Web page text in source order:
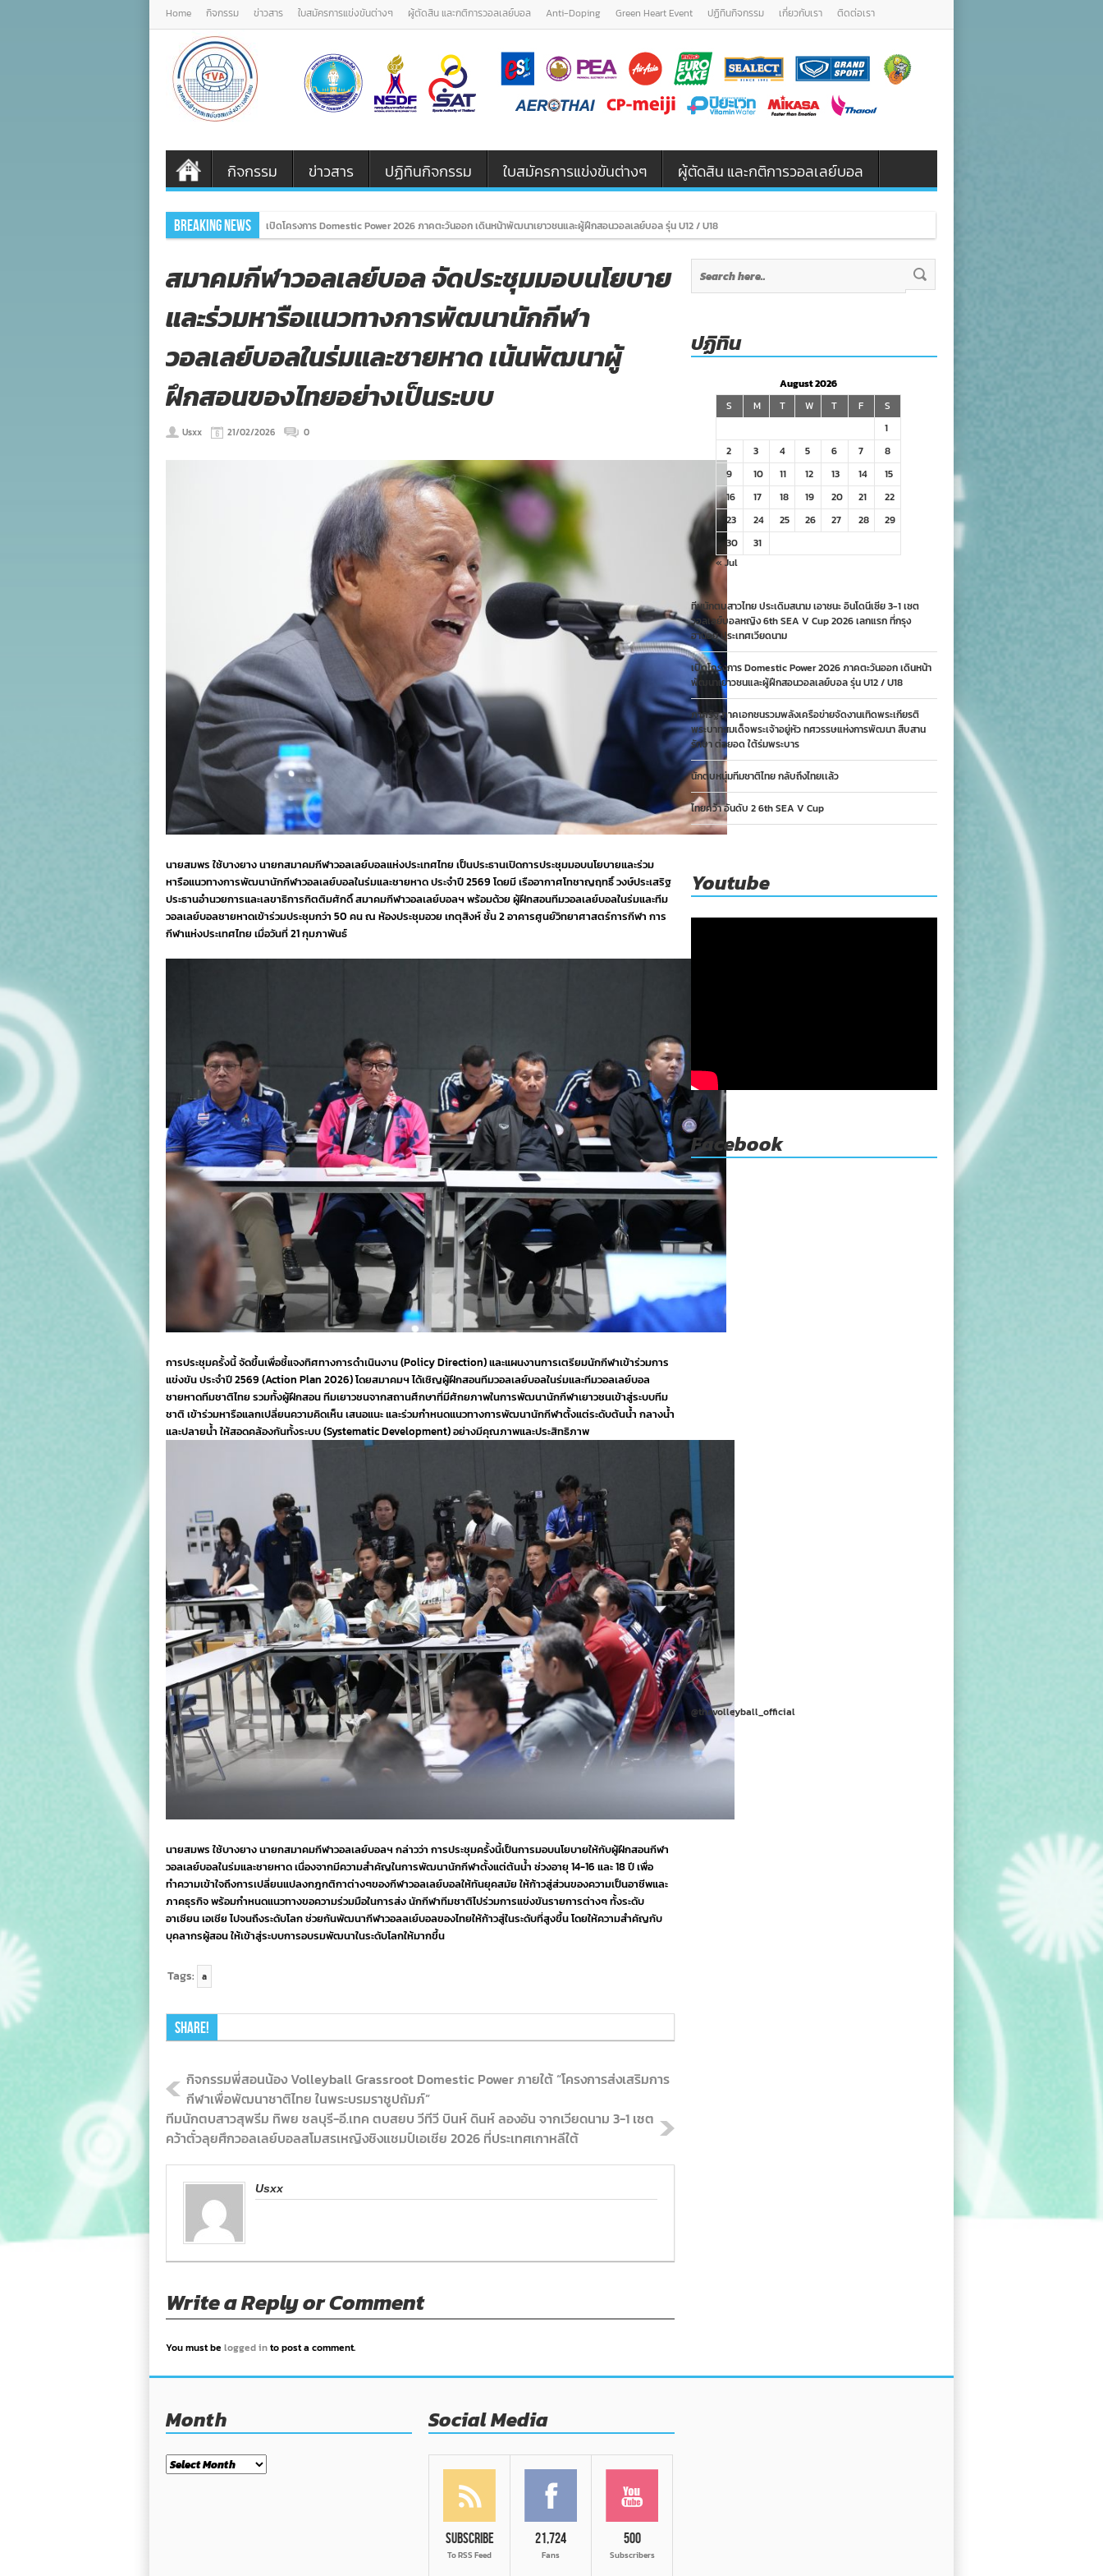
Home กิจกรรม ข่าวสาร ใบสมัครการแข่งขันต่างๆ ผู้ตัดสิน และกติการวอลเลย์บอล Anti-Doping Green Heart Event ปฏิทินกิจกรรม เกี่ยวกับเรา ติดต่อเรา
กิจกรรม ข่าวสาร ปฏิทินกิจกรรม ใบสมัครการแข่งขันต่างๆ ผู้ตัดสิน และกติการวอลเลย์บอล
Breaking News เปิดโครงการ Domestic Power 2026 ภาคตะวันออก เดินหน้าพัฒนาเยาวชนและผู้ฝึกสอนวอลเลย์บอล รุ่น U12 / U18
สมาคมกีฬาวอลเลย์บอล จัดประชุมมอบนโยบาย
และร่วมหารือแนวทางการพัฒนานักกีฬา
วอลเลย์บอลในร่มและชายหาด เน้นพัฒนาผู้
ฝึกสอนของไทยอย่างเป็นระบบ
Usxx 21/02/2026 0
นายสมพร ใช้บางยาง นายกสมาคมกีฬาวอลเลย์บอลแห่งประเทศไทย เป็นประธานเปิดการประชุมมอบนโยบายและร่วม
หารือแนวทางการพัฒนานักกีฬาวอลเลย์บอลในร่มและชายหาด ประจำปี 2569 โดยมี เรืออากาศโทชาญฤทธิ์ วงษ์ประเสริฐ
ประธานอำนวยการและเลขาธิการกิตติมศักดิ์ สมาคมกีฬาวอลเลย์บอลฯ พร้อมด้วย ผู้ฝึกสอนทีมวอลเลย์บอลในร่มและทีม
วอลเลย์บอลชายหาดเข้าร่วมประชุมกว่า 50 คน ณ ห้องประชุมอวย เกตุสิงห์ ชั้น 2 อาคารศูนย์วิทยาศาสตร์การกีฬา การ
กีฬาแห่งประเทศไทย เมื่อวันที่ 21 กุมภาพันธ์
การประชุมครั้งนี้ จัดขึ้นเพื่อชี้แจงทิศทางการดำเนินงาน (Policy Direction) และแผนงานการเตรียมนักกีฬาเข้าร่วมการ
แข่งขัน ประจำปี 2569 (Action Plan 2026) โดยสมาคมฯ ได้เชิญผู้ฝึกสอนทีมวอลเลย์บอลในร่มและทีมวอลเลย์บอล
ชายหาดทีมชาติไทย รวมทั้งผู้ฝึกสอน ทีมเยาวชนจากสถานศึกษาที่มีศักยภาพในการพัฒนานักกีฬาเยาวชนเข้าสู่ระบบทีม
ชาติ เข้าร่วมหารือแลกเปลี่ยนความคิดเห็น เสนอแนะ และร่วมกำหนดแนวทางการพัฒนานักกีฬาตั้งแต่ระดับต้นน้ำ กลางน้ำ
และปลายน้ำ ให้สอดคล้องกันทั้งระบบ (Systematic Development) อย่างมีคุณภาพและประสิทธิภาพ
นายสมพร ใช้บางยาง นายกสมาคมกีฬาวอลเลย์บอลฯ กล่าวว่า การประชุมครั้งนี้เป็นการมอบนโยบายให้กับผู้ฝึกสอนกีฬา
วอลเลย์บอลในร่มและชายหาด เนื่องจากมีความสำคัญในการพัฒนานักกีฬาตั้งแต่ต้นน้ำ ช่วงอายุ 14-16 และ 18 ปี เพื่อ
ทำความเข้าใจถึงการเปลี่ยนแปลงกฎกติกาต่างๆของกีฬาวอลเลย์บอลให้ทันยุคสมัย ให้ก้าวสู่ส่วนของความเป็นอาชีพและ
ภาคธุรกิจ พร้อมกำหนดแนวทางขอความร่วมมือในการส่ง นักกีฬาทีมชาติไปร่วมการแข่งขันรายการต่างๆ ทั้งระดับ
อาเซียน เอเชีย ไปจนถึงระดับโลก ช่วยกันพัฒนากีฬาวอลลเย์บอลของไทยให้ก้าวสู่ในระดับที่สูงขึ้น โดยให้ความสำคัญกับ
บุคลากรผู้สอน ให้เข้าสู่ระบบการอบรมพัฒนาในระดับโลกให้มากขึ้น
Tags: a
Share!
กิจกรรมพี่สอนน้อง Volleyball Grassroot Domestic Power ภายใต้ “โครงการส่งเสริมการ
กีฬาเพื่อพัฒนาชาติไทย ในพระบรมราชูปถัมภ์”
ทีมนักตบสาวสุพรีม ทิพย ชลบุรี-อี.เทค ตบสยบ วีทีวี บินห์ ดินห์ ลองอัน จากเวียดนาม 3-1 เซต
คว้าตั๋วลุยศึกวอลเลย์บอลสโมสรเหญิงชิงแชมป์เอเชีย 2026 ที่ประเทศเกาหลีใต้
Usxx
Write a Reply or Comment
You must be logged into post a comment.
ปฏิทิน
August 2026
S
M T W T F
S
1
2
3 4 5 6 7
8
9
10 11 12 13 14
15
16
17 18 19 20 21
22
23
24 25 26 27 28
29
30
31
« Jul
ทีมนักตบสาวไทย ประเดิมสนาม เอาชนะ อินโดนีเซีย 3-1 เซต
วอลเลย์บอลหญิง 6th SEA V Cup 2026 เลกแรก ที่กรุง
ฮานอย ประเทศเวียดนาม
เปิดโครงการ Domestic Power 2026 ภาคตะวันออก เดินหน้า
พัฒนาเยาวชนและผู้ฝึกสอนวอลเลย์บอล รุ่น U12 / U18
ภาครัฐ ภาคเอกชนรวมพลังเครือข่ายจัดงานเทิดพระเกียรติ
พระบาทสมเด็จพระเจ้าอยู่หัว ทศวรรษแห่งการพัฒนา สืบสาน
รักษา ต่อยอด ใต้ร่มพระบาร
นักตบหนุ่มทีมชาติไทย กลับถึงไทยเเล้ว
ไทยคว้า อันดับ 2 6th SEA V Cup
Youtube
Facebook
@thavolleyball_official
Month
Month
Social Media
Subscribe
To RSS Feed
21,724
Fans
500
Subscribers